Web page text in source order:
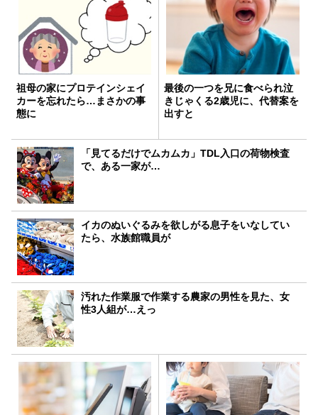
祖母の家にプロテインシェイ
カーを忘れたら…まさかの事
態に
最後の一つを兄に食べられ泣
きじゃくる2歳児に、代替案を
出すと
「見てるだけでムカムカ」TDL入口の荷物検査
で、ある一家が…
イカのぬいぐるみを欲しがる息子をいなしてい
たら、水族館職員が
汚れた作業服で作業する農家の男性を見た、女
性3人組が…えっ